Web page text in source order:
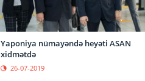
Yaponiya nümayəndə heyəti ASAN
xidmətdə
26-07-2019